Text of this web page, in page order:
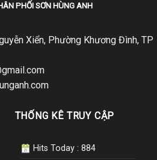
PHỐI SƠN HÙNG ANH
Xiển, Phường Khương Đình, TP
THỐNG KÊ TRUY CẬP
Hits Today : 884